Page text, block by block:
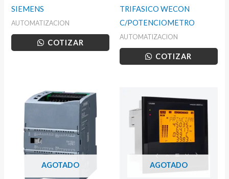
SIEMENS
AUTOMATIZACION
COTIZAR
TRIFASICO WECON
C/POTENCIOMETRO
AUTOMATIZACION
COTIZAR
AGOTADO AGOTADO